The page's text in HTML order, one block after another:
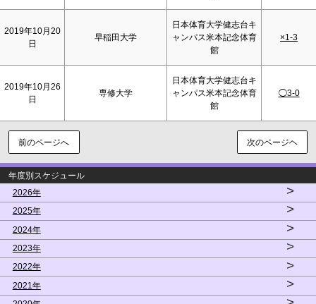
2019年10月20
日
早稲田大学
日本体育大学健志台キ
ャンパス米本記念体育
館
×1-3
2019年10月26
日
専修大学
日本体育大学健志台キ
ャンパス米本記念体育
館
◯3-0
前のページへ 次のページヘ
年度別スケジュール
2026年
>
2025年 >
2024年 >
2023年 >
2022年 >
2021年 >